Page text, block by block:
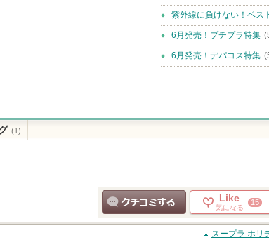
紫外線に負けない！ベス
6月発売！プチプラ特集
6月発売！デパコス特集
(1)
クチコミする
Like
気になる
15
スープラ ホリ